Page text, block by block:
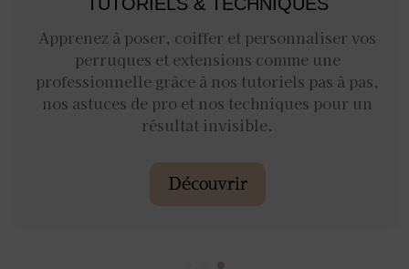
Apprenez à poser, coiffer et personnaliser vos
perruques et extensions comme une
professionnelle grâce à nos tutoriels pas à pas,
nos astuces de pro et nos techniques pour un
résultat invisible.
Découvrir